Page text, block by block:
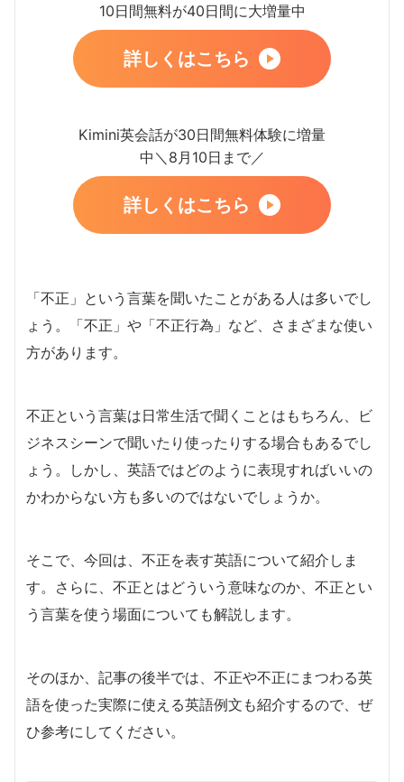
10日間無料が40日間に大増量中
詳しくはこちら
Kimini英会話が30日間無料体験に増量
中＼8月10日まで／
詳しくはこちら
「不正」という言葉を聞いたことがある人は多いでし
ょう。「不正」や「不正行為」など、さまざまな使い
方があります。
不正という言葉は日常生活で聞くことはもちろん、ビ
ジネスシーンで聞いたり使ったりする場合もあるでし
ょう。しかし、英語ではどのように表現すればいいの
かわからない方も多いのではないでしょうか。
そこで、今回は、不正を表す英語について紹介しま
す。さらに、不正とはどういう意味なのか、不正とい
う言葉を使う場面についても解説します。
そのほか、記事の後半では、不正や不正にまつわる英
語を使った実際に使える英語例文も紹介するので、ぜ
ひ参考にしてください。